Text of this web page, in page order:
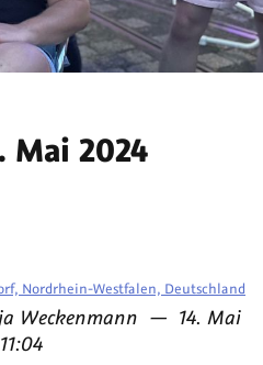
Mai 2024
Nordrhein-Westfalen, Deutschland
Weckenmann — am
14. Mai